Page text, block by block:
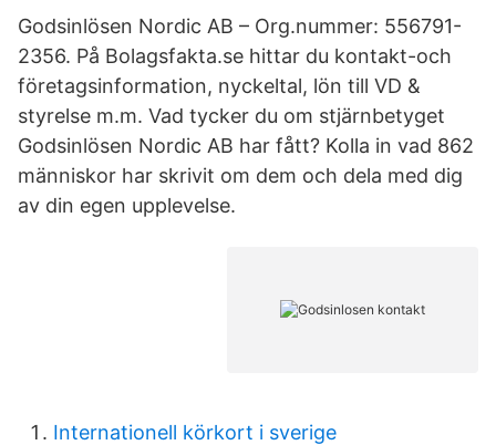
Godsinlösen Nordic AB – Org.nummer: 556791-
2356. På Bolagsfakta.se hittar du kontakt-och
företagsinformation, nyckeltal, lön till VD &
styrelse m.m. Vad tycker du om stjärnbetyget
Godsinlösen Nordic AB har fått? Kolla in vad 862
människor har skrivit om dem och dela med dig
av din egen upplevelse.
Internationell körkort i sverige